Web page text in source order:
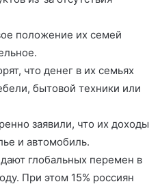
положение их семей
что денег в их семьях
бытовой техники или
заявили, что их доходы
и автомобиль.
глобальных перемен в
При этом 15% россиян